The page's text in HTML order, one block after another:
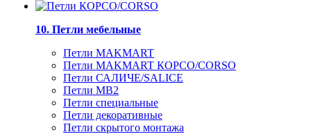
10. Петли мебельные
Петли MAKMART
Петли MAKMART КОРСО/CORSO
Петли САЛИЧЕ/SALICE
Петли MB2
Петли специальные
Петли декоративные
Петли скрытого монтажа